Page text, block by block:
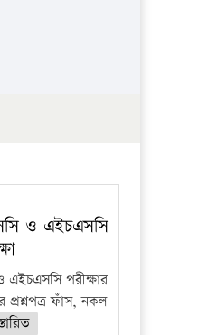
ও এইচএসসি
পরীক্ষার
প্রশ্নপত্র ফাঁস, নকল